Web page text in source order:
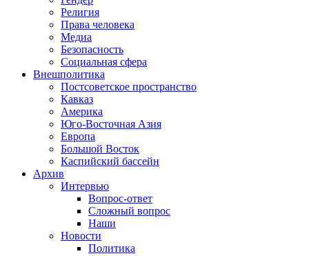
Религия
Права человека
Медиа
Безопасность
Социальная сфера
Внешполитика
Постсоветское пространство
Кавказ
Америка
Юго-Восточная Азия
Европа
Большой Восток
Каспийский бассейн
Архив
Интервью
Вопрос-ответ
Сложный вопрос
Наши
Новости
Политика